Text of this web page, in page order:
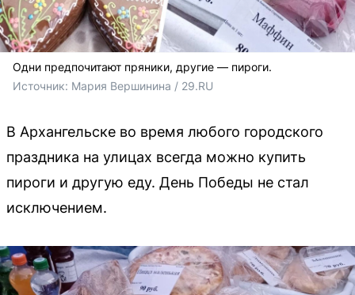
Одни предпочитают пряники, другие — пироги.
Источник: Мария Вершинина / 29.RU
В Архангельске во время любого городского
праздника на улицах всегда можно купить
пироги и другую еду. День Победы не стал
исключением.